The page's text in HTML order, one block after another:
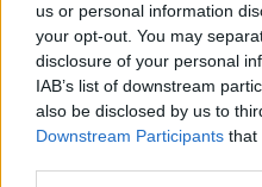
us or personal information
your opt-out. You may
disclosure of your personal
IAB’s list of downstream
also be disclosed by us to
Downstream Participants that
Žiūrimiausi